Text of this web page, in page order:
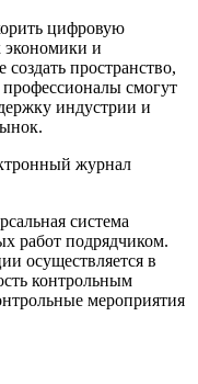
цифровую
экономики и
пространство,
смогут
индустрии и
журнал
система
работ подрядчиком.
осуществляется в
контрольным
мероприятия